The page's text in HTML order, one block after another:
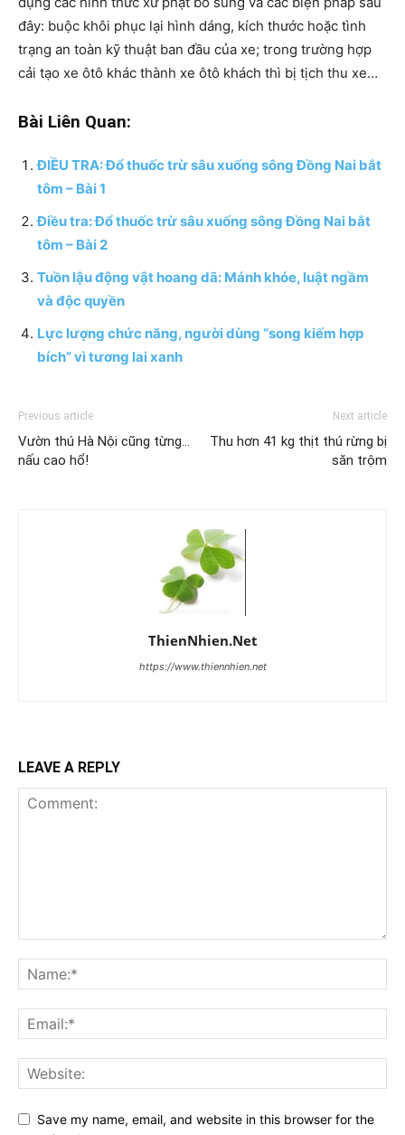
đây: buộc khôi phục lại hình dáng, kích thước hoặc tình
trạng an toàn kỹ thuật ban đầu của xe; trong trường hợp
cải tạo xe ôtô khác thành xe ôtô khách thì bị tịch thu xe…
Bài Liên Quan:
ĐIỀU TRA: Đổ thuốc trừ sâu xuống sông Đồng Nai bắt
tôm – Bài 1
Điều tra: Đổ thuốc trừ sâu xuống sông Đồng Nai bắt
tôm – Bài 2
Tuồn lậu động vật hoang dã: Mánh khóe, luật ngầm
và độc quyền
Lực lượng chức năng, người dùng “song kiếm hợp
bích” vì tương lai xanh
Previous article
Vườn thú Hà Nội cũng từng…
nấu cao hổ!
Next article
Thu hơn 41 kg thịt thú rừng bị
săn trộm
ThienNhien.Net
https://www.thiennhien.net
LEAVE A REPLY
Save my name, email, and website in this browser for the